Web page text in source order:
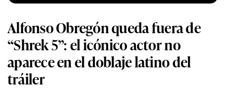
Alfonso Obregón queda fuera de
“Shrek 5”: el icónico actor no
aparece en el doblaje latino del
tráiler